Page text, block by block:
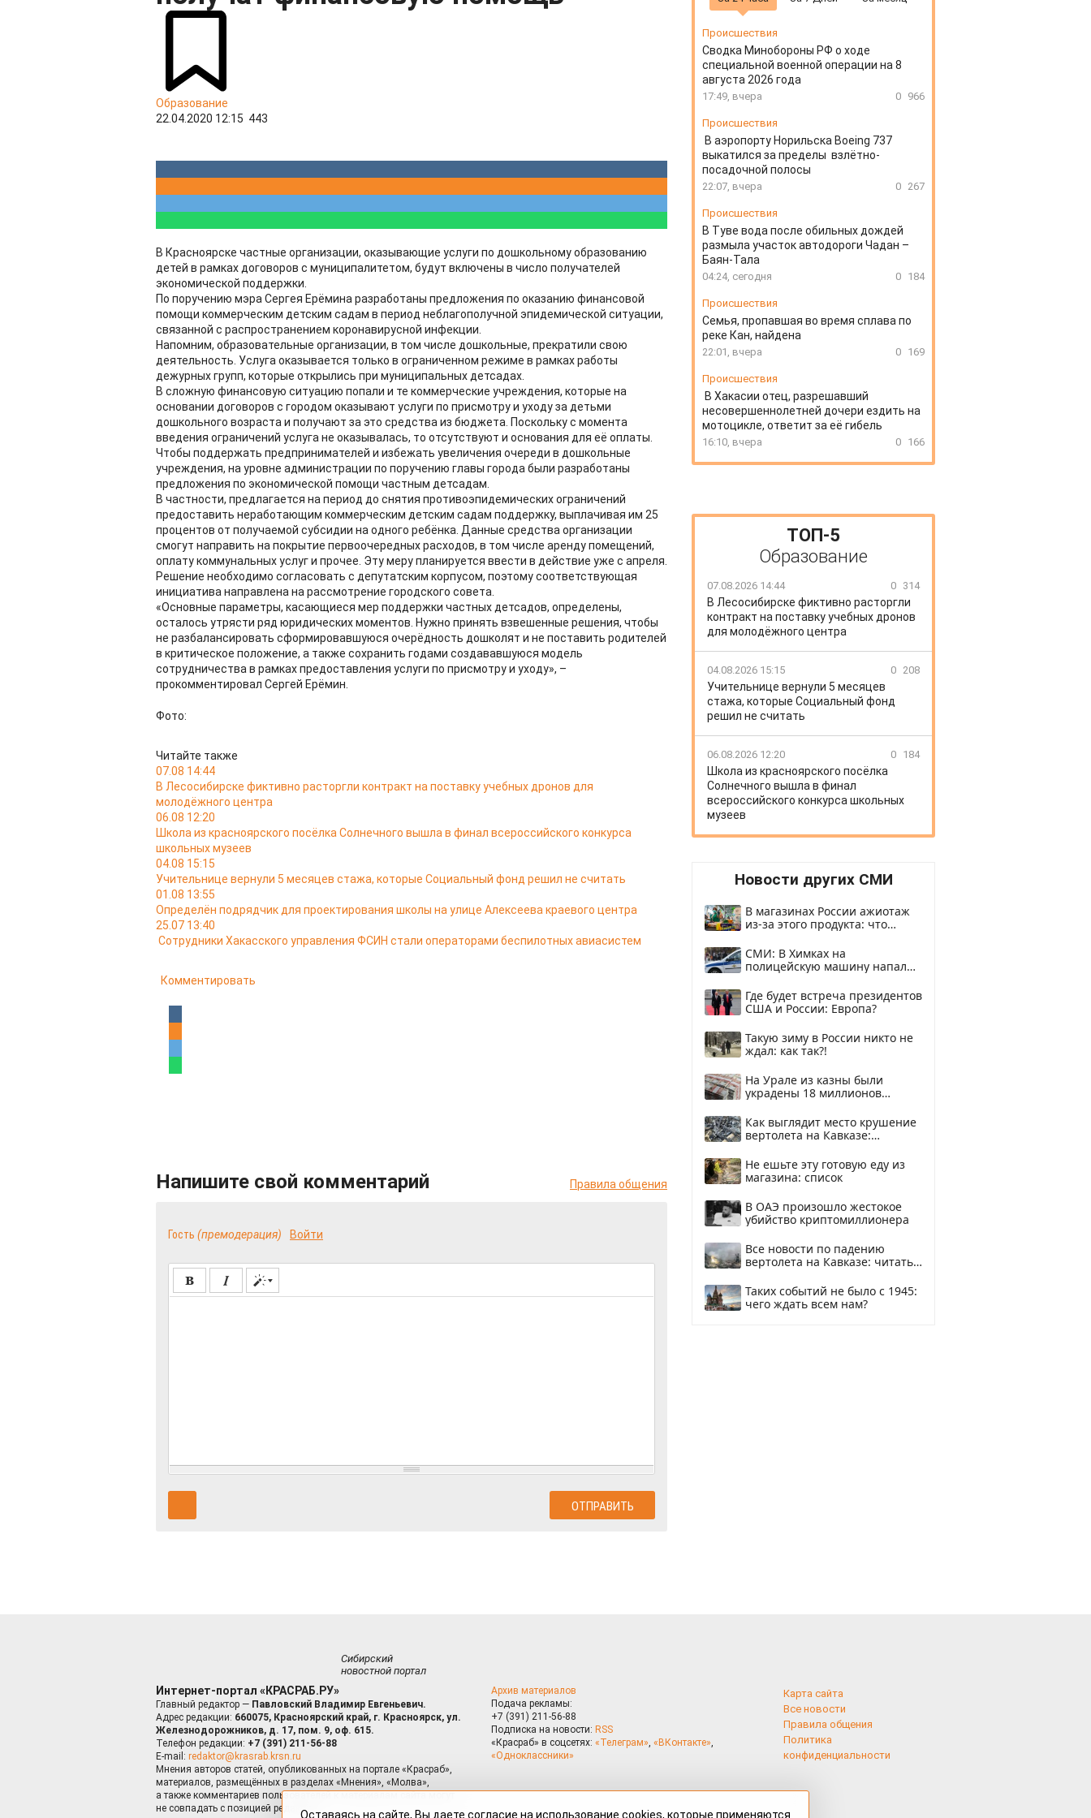
Образование
22.04.2020 12:15 443
В Красноярске частные организации, оказывающие услуги по дошкольному образованию
детей в рамках договоров с муниципалитетом, будут включены в число получателей
экономической поддержки.
По поручению мэра Сергея Ерёмина разработаны предложения по оказанию финансовой
помощи коммерческим детским садам в период неблагополучной эпидемической ситуации,
связанной с распространением коронавирусной инфекции.
Напомним, образовательные организации, в том числе дошкольные, прекратили свою
деятельность. Услуга оказывается только в ограниченном режиме в рамках работы
дежурных групп, которые открылись при муниципальных детсадах.
В сложную финансовую ситуацию попали и те коммерческие учреждения, которые на
основании договоров с городом оказывают услуги по присмотру и уходу за детьми
дошкольного возраста и получают за это средства из бюджета. Поскольку с момента
введения ограничений услуга не оказывалась, то отсутствуют и основания для её оплаты.
Чтобы поддержать предпринимателей и избежать увеличения очереди в дошкольные
учреждения, на уровне администрации по поручению главы города были разработаны
предложения по экономической помощи частным детсадам.
В частности, предлагается на период до снятия противоэпидемических ограничений
предоставить неработающим коммерческим детским садам поддержку, выплачивая им 25
процентов от получаемой субсидии на одного ребёнка. Данные средства организации
смогут направить на покрытие первоочередных расходов, в том числе аренду помещений,
оплату коммунальных услуг и прочее. Эту меру планируется ввести в действие уже с апреля.
Решение необходимо согласовать с депутатским корпусом, поэтому соответствующая
инициатива направлена на рассмотрение городского совета.
«Основные параметры, касающиеся мер поддержки частных детсадов, определены,
осталось утрясти ряд юридических моментов. Нужно принять взвешенные решения, чтобы
не разбалансировать сформировавшуюся очерёдность дошколят и не поставить родителей
в критическое положение, а также сохранить годами создававшуюся модель
сотрудничества в рамках предоставления услуги по присмотру и уходу», –
прокомментировал Сергей Ерёмин.
Фото:
Читайте также
07.08 14:44
В Лесосибирске фиктивно расторгли контракт на поставку учебных дронов для
молодёжного центра
06.08 12:20
Школа из красноярского посёлка Солнечного вышла в финал всероссийского конкурса
школьных музеев
04.08 15:15
Учительнице вернули 5 месяцев стажа, которые Социальный фонд решил не считать
01.08 13:55
Определён подрядчик для проектирования школы на улице Алексеева краевого центра
25.07 13:40
Сотрудники Хакасского управления ФСИН стали операторами беспилотных авиасистем
Комментировать
Напишите свой комментарий Правила общения
Гость (премодерация) Войти
Происшествия
Сводка Минобороны РФ о ходе
специальной военной операции на 8
августа 2026 года
17:49, вчера 0 966
Происшествия
В аэропорту Норильска Boeing 737
выкатился за пределы взлётно-
посадочной полосы
22:07, вчера 0 267
Происшествия
В Туве вода после обильных дождей
размыла участок автодороги Чадан –
Баян-Тала
04:24, сегодня 0 184
Происшествия
Семья, пропавшая во время сплава по
реке Кан, найдена
22:01, вчера 0 169
Происшествия
В Хакасии отец, разрешавший
несовершеннолетней дочери ездить на
мотоцикле, ответит за её гибель
16:10, вчера 0 166
ТОП-5
Образование
07.08.2026 14:44 0 314
В Лесосибирске фиктивно расторгли
контракт на поставку учебных дронов
для молодёжного центра
04.08.2026 15:15 0 208
Учительнице вернули 5 месяцев
стажа, которые Социальный фонд
решил не считать
06.08.2026 12:20 0 184
Школа из красноярского посёлка
Солнечного вышла в финал
всероссийского конкурса школьных
музеев
Новости других СМИ
В магазинах России ажиотаж
из-за этого продукта: что
СМИ: В Химках на
полицейскую машину напали
Где будет встреча президентов
США и России: Европа?
Такую зиму в России никто не
ждал: как так?!
На Урале из казны были
украдены 18 миллионов
Как выглядит место крушение
вертолета на Кавказе:
Не ешьте эту готовую еду из
магазина: список
В ОАЭ произошло жестокое
убийство криптомиллионера
Все новости по падению
вертолета на Кавказе: читать
Таких событий не было с 1945:
чего ждать всем нам?
Сибирский
новостной портал
Интернет-портал «КРАСРАБ.РУ»
Главный редактор — Павловский Владимир Евгеньевич.
Адрес редакции: 660075, Красноярский край, г. Красноярск, ул.
Железнодорожников, д. 17, пом. 9, оф. 615.
Телефон редакции: +7 (391) 211-56-88
E-mail: redaktor@krasrab.krsn.ru
Мнения авторов статей, опубликованных на портале «Красраб»,
материалов, размещённых в разделах «Мнения», «Молва»,
а также комментариев пользователей к материалам сайта могут
не совпадать с позицией редакции.
Архив материалов
Подача рекламы:
+7 (391) 211-56-88
Подписка на новости: RSS
«Красраб» в соцсетях: «Телеграм», «ВКонтакте»,
«Одноклассники»
Карта сайта
Все новости
Правила общения
Политика
конфиденциальности
Оставаясь на сайте, Вы даете согласие на использование cookies, которые применяются